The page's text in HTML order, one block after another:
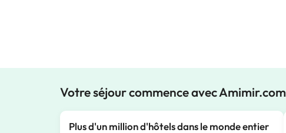
Votre séjour commence avec Amimir.com
Plus d'un million d'hôtels dans le monde entier